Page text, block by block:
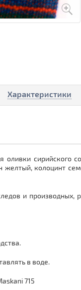
Характеристики
оливки сирийского
колоцинт
и производных,
в воде.
715